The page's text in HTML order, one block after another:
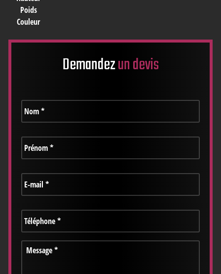
Poids
Couleur
Demandezun devis
Nom *
Prénom *
E-
mail *
Téléphone *
Message *